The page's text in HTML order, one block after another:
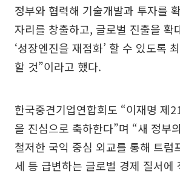
정부와 협력해 기술개발과 투자를
자리를 창출하고, 글로벌 진출을 확
‘성장엔진을 재점화’ 할 수 있도록
할 것”이라고 했다.
한국중견기업연합회도 “이재명 제
을 진심으로 축하한다”며 “새 정부
철저한 국익 중심 외교를 통해 트럼
세 등 급변하는 글로벌 경제 질서에